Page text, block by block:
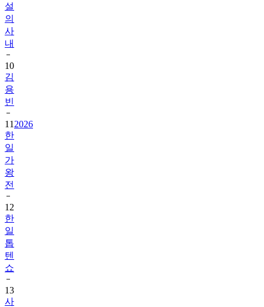
설
의
사
내
10
김
용
빈
11 2026
한
일
가
왕
전
12
한
일
톱
텐
쇼
13
사